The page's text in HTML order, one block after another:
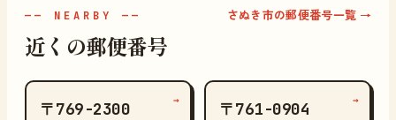
—— NEARBY ——
近くの郵便番号
さぬき市の郵便番号一覧 →
〒769-2300 → 〒761-0904 →